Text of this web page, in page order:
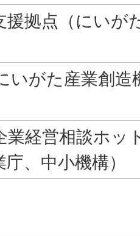
援拠点（にいが
いがた産業創造
業経営相談ホッ
、中小機構）